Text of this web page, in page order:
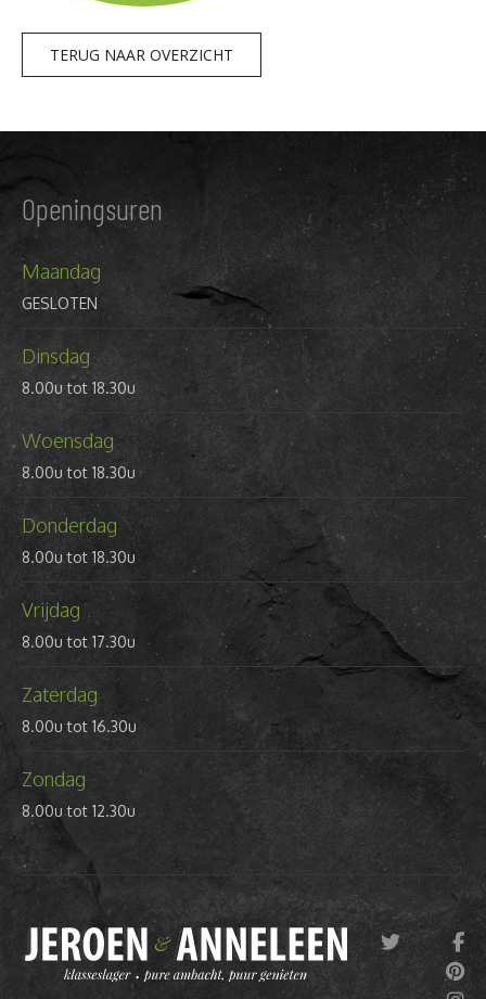
TERUG NAAR OVERZICHT
Openingsuren
Maandag
GESLOTEN
Dinsdag
8.00u tot 18.30u
Woensdag
8.00u tot 18.30u
Donderdag
8.00u tot 18.30u
Vrijdag
8.00u tot 17.30u
Zaterdag
8.00u tot 16.30u
Zondag
8.00u tot 12.30u